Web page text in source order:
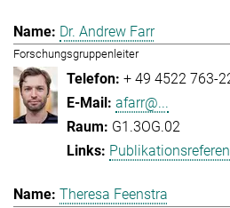
Dr. Andrew Farr
Forschungsgruppenleiter
+ 49 4522 763-
afarr@...
G1.3OG.02
Theresa Feenstra